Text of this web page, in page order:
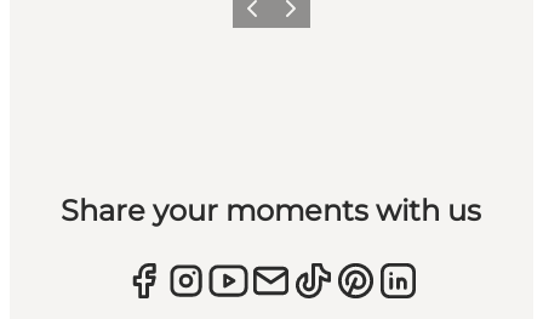
ForrigeNæste
Share your moments with us